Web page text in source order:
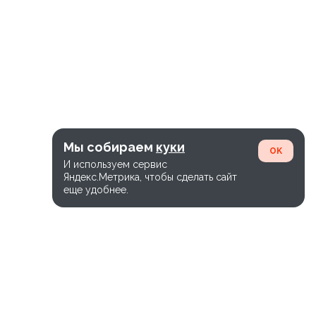
Мы собираем куки
И используем сервис
Яндекс.Метрика, чтобы сделать сайт
еще удобнее.
OK